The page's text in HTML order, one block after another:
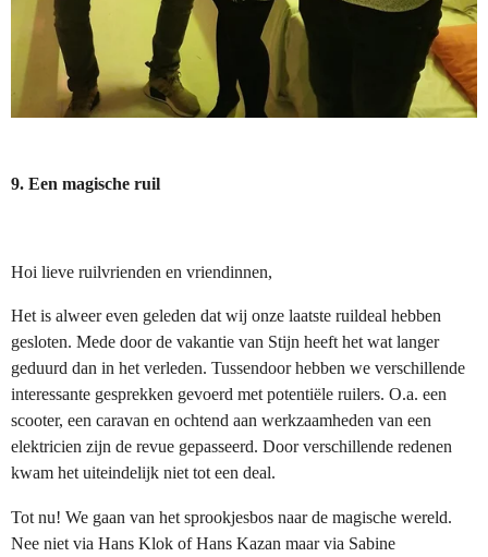
9. Een magische ruil
Hoi lieve ruilvrienden en vriendinnen,
Het is alweer even geleden dat wij onze laatste ruildeal hebben
gesloten. Mede door de vakantie van Stijn heeft het wat langer
geduurd dan in het verleden. Tussendoor hebben we verschillende
interessante gesprekken gevoerd met potentiële ruilers. O.a. een
scooter, een caravan en ochtend aan werkzaamheden van een
elektricien zijn de revue gepasseerd. Door verschillende redenen
kwam het uiteindelijk niet tot een deal.
Tot nu! We gaan van het sprookjesbos naar de magische wereld.
Nee niet via Hans Klok of Hans Kazan maar via Sabine